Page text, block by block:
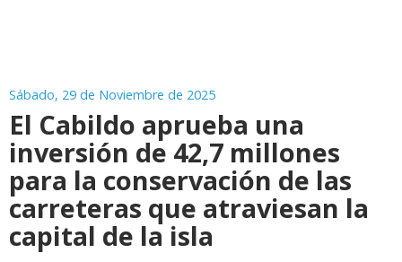
Sábado, 29 de Noviembre de 2025
El Cabildo aprueba una
inversión de 42,7 millones
para la conservación de las
carreteras que atraviesan la
capital de la isla